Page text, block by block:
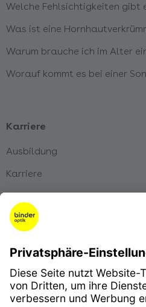
Welche Fehlsichtigkeiten gibt
Was ist eine
Warum brauche ich im Alter
Worauf kommt es bei einer
Karriere
Ausbildung
Karriere
Initiativbewerbung